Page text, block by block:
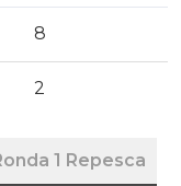
8
2
1 Repesca